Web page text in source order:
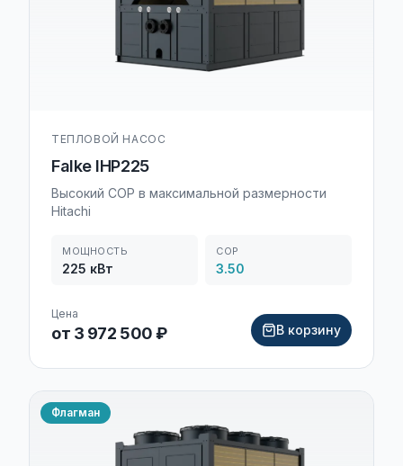
ТЕПЛОВОЙ НАСОС
Falke IHP225
Высокий COP в максимальной размерности
Hitachi
МОЩНОСТЬ
225 кВт
COP
3.50
Цена
от 3 972 500 ₽ В корзину
Флагман